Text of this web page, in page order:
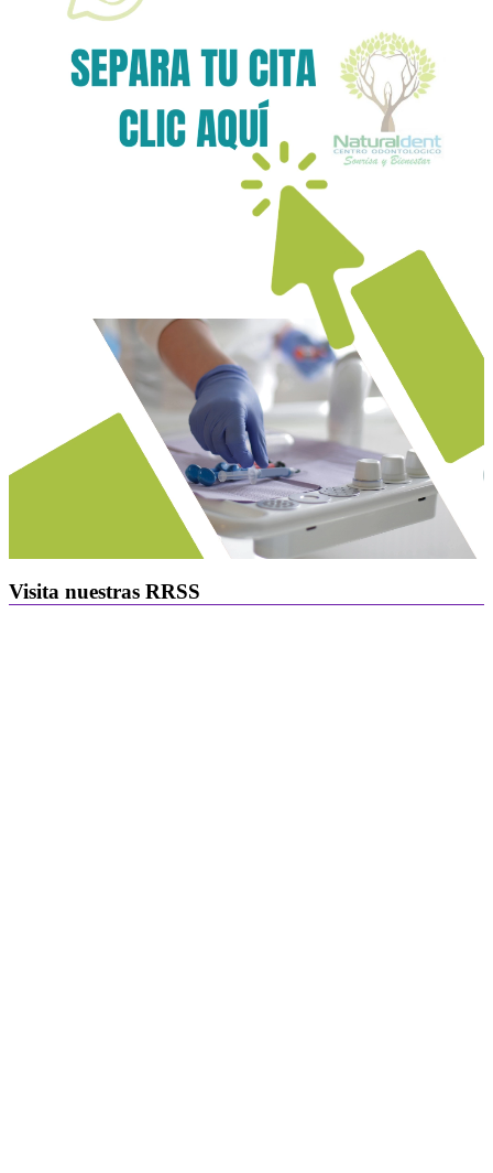
Visita nuestras RRSS